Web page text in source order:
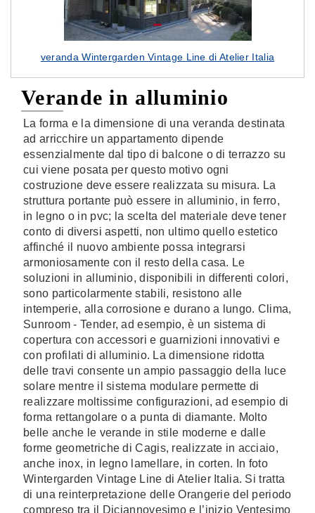
veranda Wintergarden Vintage Line di Atelier Italia
Verande in alluminio
La forma e la dimensione di una veranda destinata
ad arricchire un appartamento dipende
essenzialmente dal tipo di balcone o di terrazzo su
cui viene posata per questo motivo ogni
costruzione deve essere realizzata su misura. La
struttura portante può essere in alluminio, in ferro,
in legno o in pvc; la scelta del materiale deve tener
conto di diversi aspetti, non ultimo quello estetico
affinché il nuovo ambiente possa integrarsi
armoniosamente con il resto della casa. Le
soluzioni in alluminio, disponibili in differenti colori,
sono particolarmente stabili, resistono alle
intemperie, alla corrosione e durano a lungo. Clima,
Sunroom - Tender, ad esempio, è un sistema di
copertura con accessori e guarnizioni innovativi e
con profilati di alluminio. La dimensione ridotta
delle travi consente un ampio passaggio della luce
solare mentre il sistema modulare permette di
realizzare moltissime configurazioni, ad esempio di
forma rettangolare o a punta di diamante. Molto
belle anche le verande in stile moderne e dalle
forme geometriche di Cagis, realizzate in acciaio,
anche inox, in legno lamellare, in corten. In foto
Wintergarden Vintage Line di Atelier Italia. Si tratta
di una reinterpretazione delle Orangerie del periodo
compreso tra il Diciannovesimo e l’inizio Ventesimo